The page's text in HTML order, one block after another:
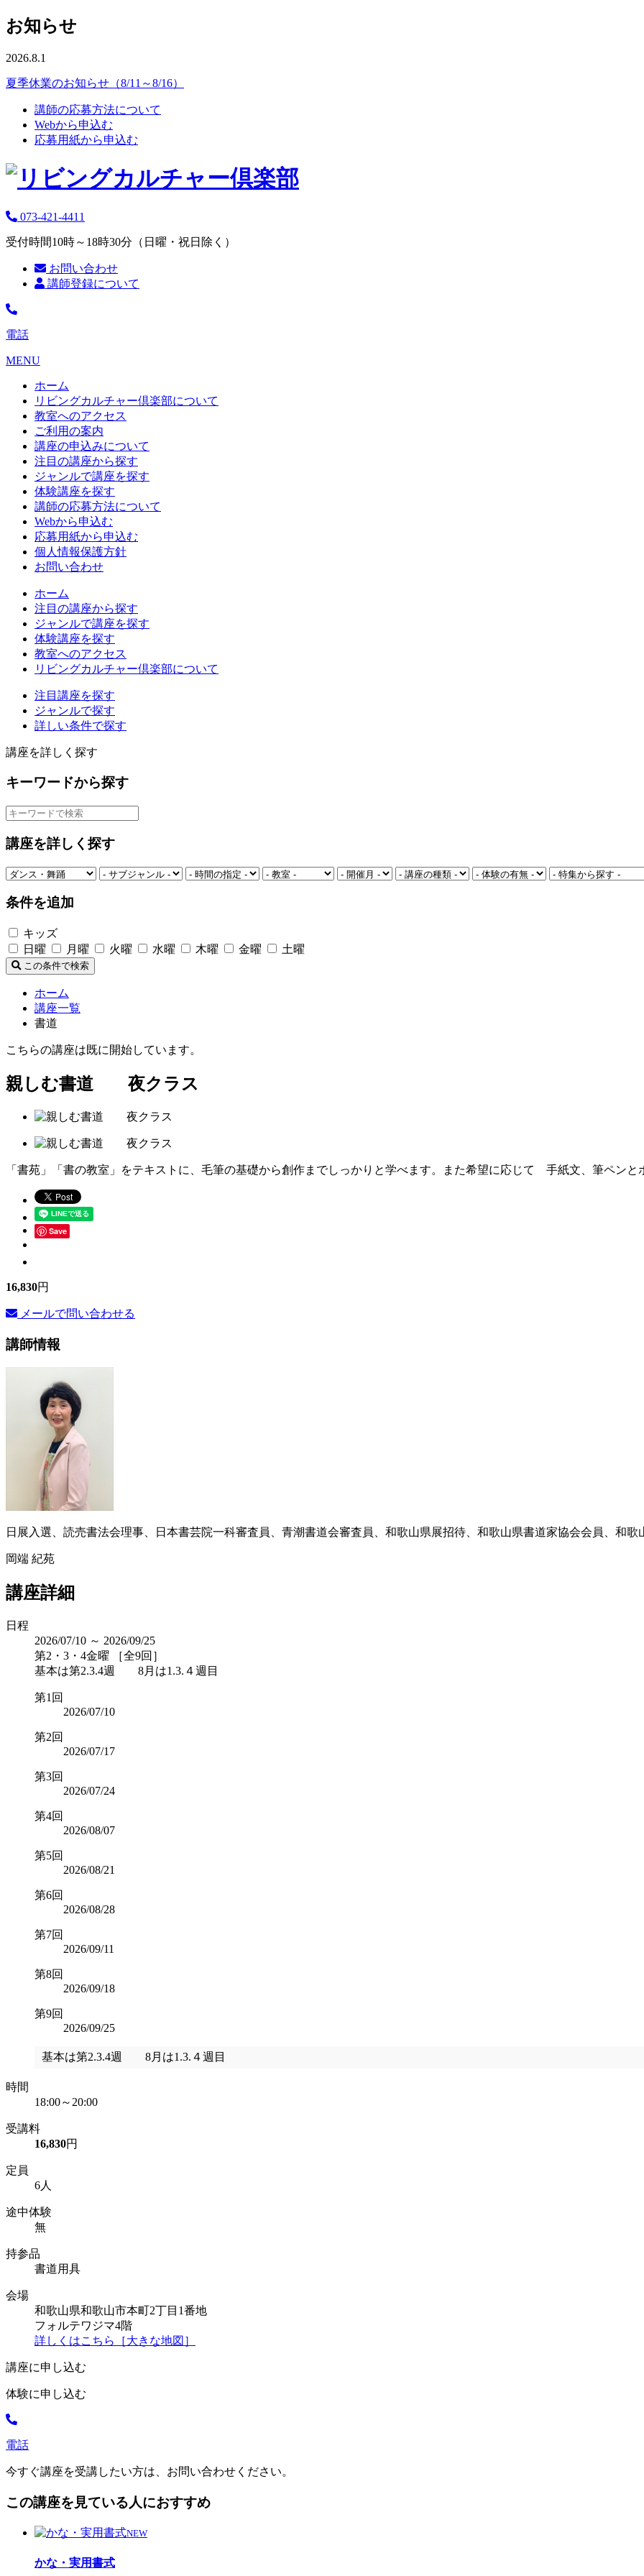
お知らせ
2026.8.1
夏季休業のお知らせ（8/11～8/16）
講師の応募方法について
Webから申込む
応募用紙から申込む
073-421-4411
受付時間10時～18時30分（日曜・祝日除く）
お問い合わせ
講師登録について
電話
MENU
ホーム
リビングカルチャー倶楽部について
教室へのアクセス
ご利用の案内
講座の申込みについて
注目の講座から探す
ジャンルで講座を探す
体験講座を探す
講師の応募方法について
Webから申込む
応募用紙から申込む
個人情報保護方針
お問い合わせ
ホーム
注目の講座から探す
ジャンルで講座を探す
体験講座を探す
教室へのアクセス
リビングカルチャー倶楽部について
注目講座を探す
ジャンルで探す
詳しい条件で探す
講座を詳しく探す
キーワードから探す
講座を詳しく探す
条件を追加
キッズ
日曜
月曜 火曜 水曜 木曜 金曜 土曜
この条件で検索
ホーム
講座一覧
書道
こちらの講座は既に開始しています。
親しむ書道 夜クラス
「書苑」「書の教室」をテキストに、毛筆の基礎から創作までしっかりと学べます。また希望に応じて 手紙文、筆ペンと
Save
16,830円
メールで問い合わせる
講師情報
日展入選、読売書法会理事、日本書芸院一科審査員、青潮書道会審査員、和歌山県展招待、和歌山県書道家協会会員
岡端 紀苑
講座詳細
日程
2026/07/10 ～ 2026/09/25
第2・3・4金曜 ［全9回］
基本は第2.3.4週 8月は1.3.４週目
第1回
2026/07/10
第2回
2026/07/17
第3回
2026/07/24
第4回
2026/08/07
第5回
2026/08/21
第6回
2026/08/28
第7回
2026/09/11
第8回
2026/09/18
第9回
2026/09/25
基本は第2.3.4週 8月は1.3.４週目
時間
18:00～20:00
受講料
16,830円
定員
6人
途中体験
無
持参品
書道用具
会場
和歌山県和歌山市本町2丁目1番地
フォルテワジマ4階
詳しくはこちら［大きな地図］
講座に申し込む
体験に申し込む
電話
今すぐ講座を受講したい方は、お問い合わせください。
この講座を見ている人におすすめ
NEW
かな・実用書式